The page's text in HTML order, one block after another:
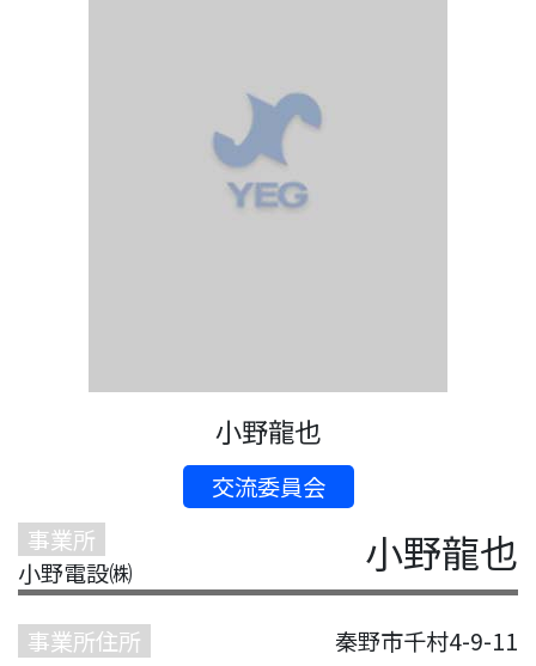
小野龍也
交流委員会
事業所
小野電設㈱
小野龍也
事業所住所
秦野市千村4-9-11